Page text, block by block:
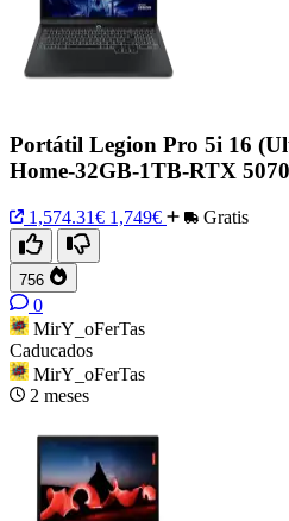
Portátil Legion Pro 5i 16
Home-32GB-1TB-RTX
1,574.31€ 1,749€ Gratis
756
0
MirY_oFerTas
Caducados
MirY_oFerTas
2 meses